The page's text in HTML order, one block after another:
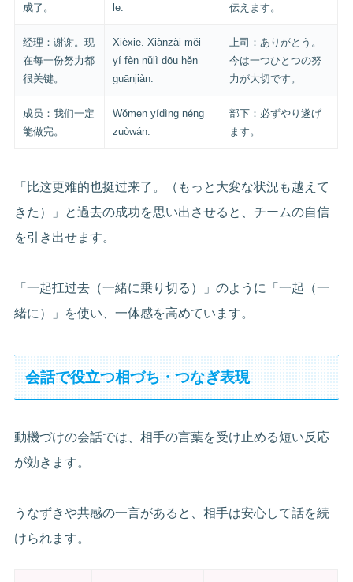
成了。
le.
伝えます。
经理：谢谢。现
在每一份努力都
很关键。
Xièxie. Xiànzài měi
yí fèn nǔlì dōu hěn
guānjiàn.
上司：ありがとう。
今は一つひとつの努
力が大切です。
成员：我们一定
能做完。
Wǒmen yídìng néng
zuòwán.
部下：必ずやり遂げ
ます。
「比这更难的也挺过来了。（もっと大変な状況も越えて
きた）」と過去の成功を思い出させると、チームの自信
を引き出せます。
「一起扛过去（一緒に乗り切る）」のように「一起（一
緒に）」を使い、一体感を高めています。
会話で役立つ相づち・つなぎ表現
動機づけの会話では、相手の言葉を受け止める短い反応
が効きます。
うなずきや共感の一言があると、相手は安心して話を続
けられます。